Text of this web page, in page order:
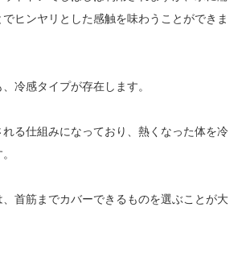
ヒンヤリとした感触を味わうことができま
冷感タイプが存在します。
る仕組みになっており、熱くなった体を冷
首筋までカバーできるものを選ぶことが大